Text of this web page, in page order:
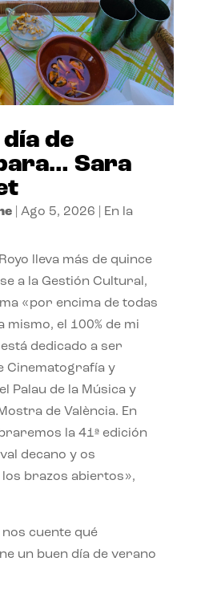
de
Sara
| Ago 5, 2026
En la
lleva más de quince
a la Gestión Cultural,
«por encima de todas
mismo, el 100% de mi
dedicado a ser
Cinematografía y
Palau de la Música y
de València. En
la 41ª edición
decano y os
brazos abiertos»,
cuente qué
un buen día de verano